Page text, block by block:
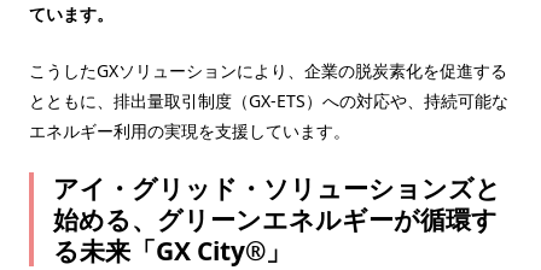
ています。
こうしたGXソリューションにより、企業の脱炭素化を促進する
とともに、排出量取引制度（GX-ETS）への対応や、持続可能な
エネルギー利用の実現を支援しています。
アイ・グリッド・ソリューションズと
始める、グリーンエネルギーが循環す
る未来「GX City®」